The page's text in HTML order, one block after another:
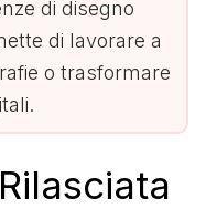
di disegno
di lavorare a
o trasformare